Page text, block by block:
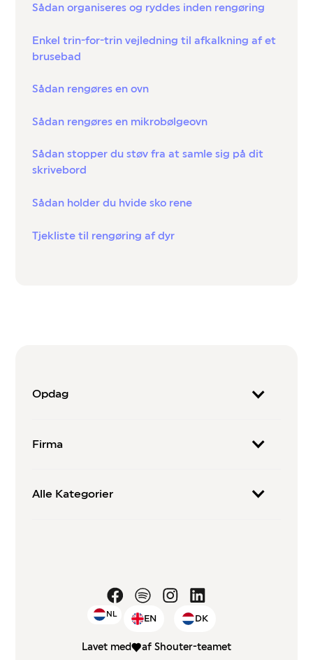
Sådan organiseres og ryddes inden rengøring
Enkel trin-for-trin vejledning til afkalkning af et
brusebad
Sådan rengøres en ovn
Sådan rengøres en mikrobølgeovn
Sådan stopper du støv fra at samle sig på dit
skrivebord
Sådan holder du hvide sko rene
Tjekliste til rengøring af dyr
Opdag
Firma
Alle Kategorier
NL EN DK
Lavet med af Shouter-teamet